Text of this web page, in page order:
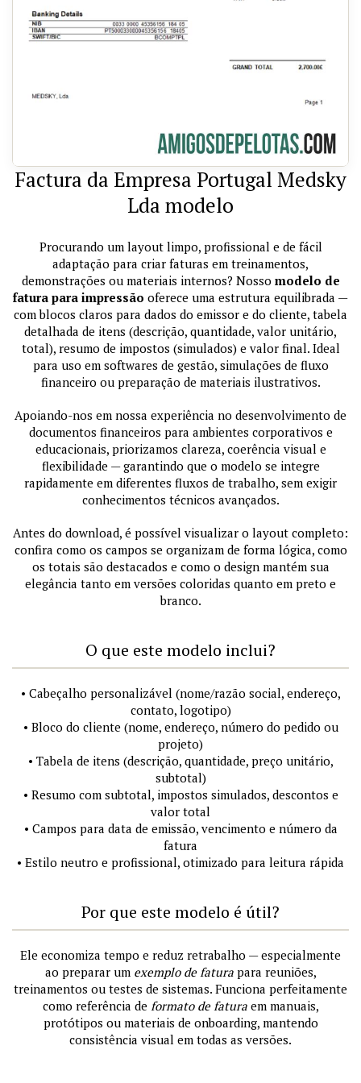
Factura da Empresa Portugal Medsky
Lda modelo
Procurando um layout limpo, profissional e de fácil
adaptação para criar faturas em treinamentos,
demonstrações ou materiais internos? Nosso modelo de
fatura para impressão oferece uma estrutura equilibrada —
com blocos claros para dados do emissor e do cliente, tabela
detalhada de itens (descrição, quantidade, valor unitário,
total), resumo de impostos (simulados) e valor final. Ideal
para uso em softwares de gestão, simulações de fluxo
financeiro ou preparação de materiais ilustrativos.
Apoiando-nos em nossa experiência no desenvolvimento de
documentos financeiros para ambientes corporativos e
educacionais, priorizamos clareza, coerência visual e
flexibilidade — garantindo que o modelo se integre
rapidamente em diferentes fluxos de trabalho, sem exigir
conhecimentos técnicos avançados.
Antes do download, é possível visualizar o layout completo:
confira como os campos se organizam de forma lógica, como
os totais são destacados e como o design mantém sua
elegância tanto em versões coloridas quanto em preto e
branco.
O que este modelo inclui?
• Cabeçalho personalizável (nome/razão social, endereço,
contato, logotipo)
• Bloco do cliente (nome, endereço, número do pedido ou
projeto)
• Tabela de itens (descrição, quantidade, preço unitário,
subtotal)
• Resumo com subtotal, impostos simulados, descontos e
valor total
• Campos para data de emissão, vencimento e número da
fatura
• Estilo neutro e profissional, otimizado para leitura rápida
Por que este modelo é útil?
Ele economiza tempo e reduz retrabalho — especialmente
ao preparar um exemplo de faturapara reuniões,
treinamentos ou testes de sistemas. Funciona perfeitamente
como referência de formato de faturaem manuais,
protótipos ou materiais de onboarding, mantendo
consistência visual em todas as versões.